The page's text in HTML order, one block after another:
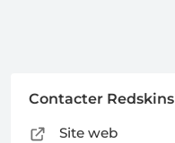
Contacter Redskins
Site web